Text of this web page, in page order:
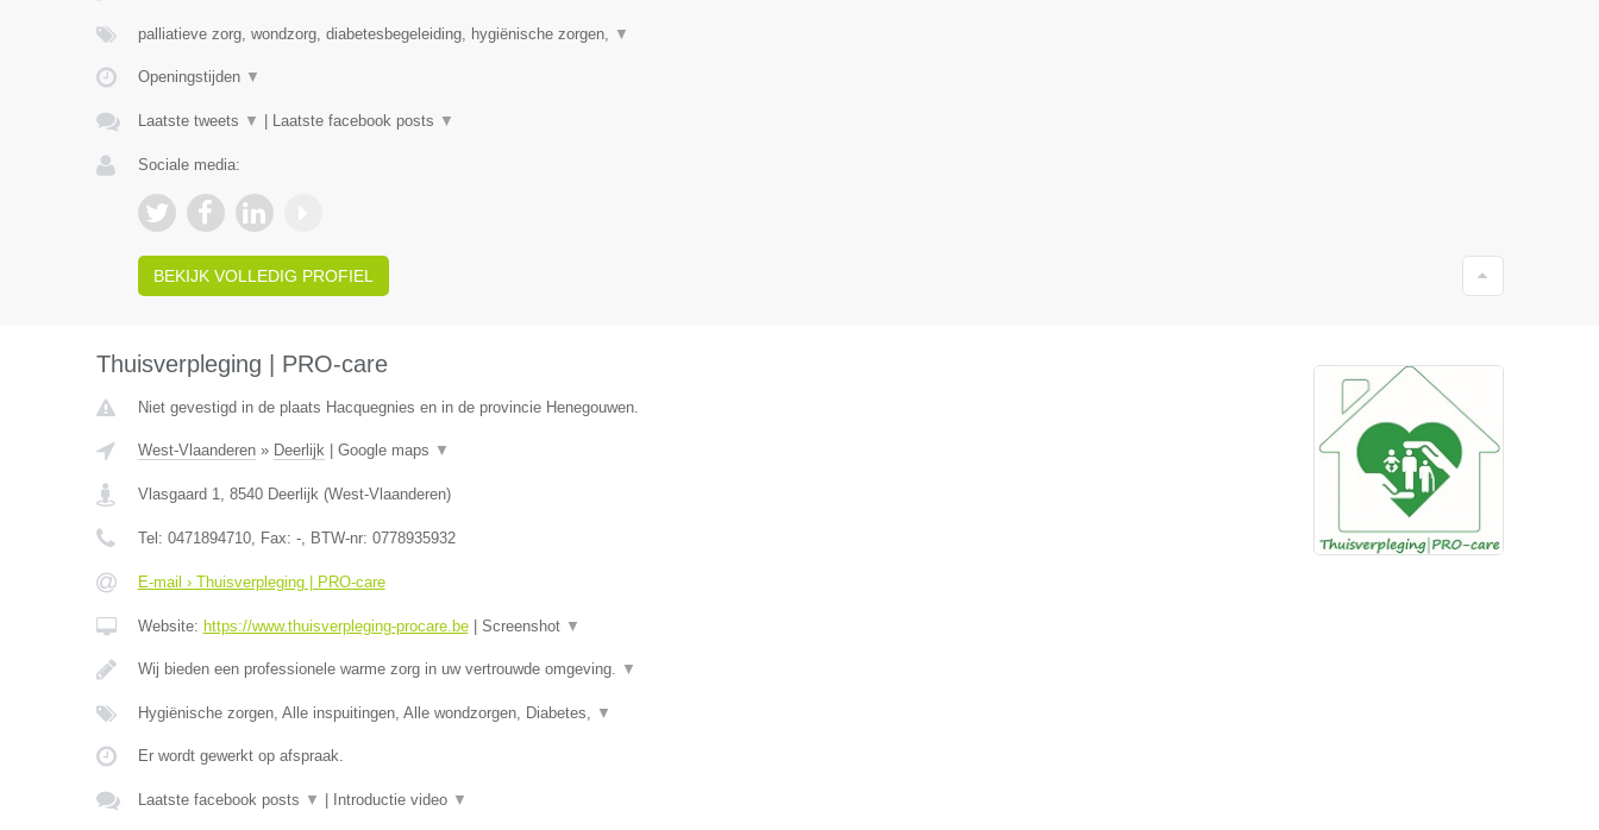
palliatieve zorg, wondzorg, diabetesbegeleiding, hygiënische zorgen, ▼
Openingstijden ▼
Laatste tweets ▼ Laatste facebook posts ▼
Sociale media:
BEKIJK VOLLEDIG PROFIEL
Thuisverpleging | PRO-care
Niet gevestigd in de plaats Hacquegnies en in de provincie Henegouwen.
West-Vlaanderen» Deerlijk| Google maps ▼
Vlasgaard 1, 8540 Deerlijk(West-Vlaanderen)
Tel: 0471894710, Fax: -, BTW-nr: 0778935932
E-mail › Thuisverpleging | PRO-care
Website: https://www.thuisverpleging-procare.be| Screenshot ▼
Wij bieden een professionele warme zorg in uw vertrouwde omgeving. ▼
Hygiënische zorgen, Alle inspuitingen, Alle wondzorgen, Diabetes, ▼
Er wordt gewerkt op afspraak.
Laatste facebook posts ▼ Introductie video ▼